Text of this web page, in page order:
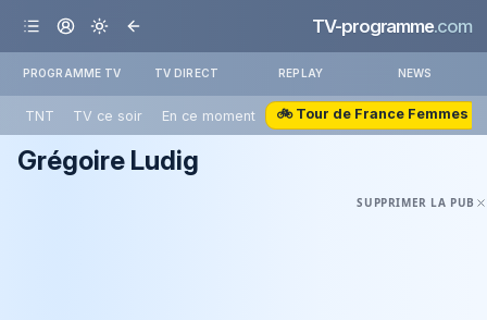
TV-programme.com
PROGRAMME TV TV DIRECT REPLAY NEWS
TNT TV ce soir En ce moment 🚲 Tour de France Femmes
Grégoire Ludig
SUPPRIMER LA PUB